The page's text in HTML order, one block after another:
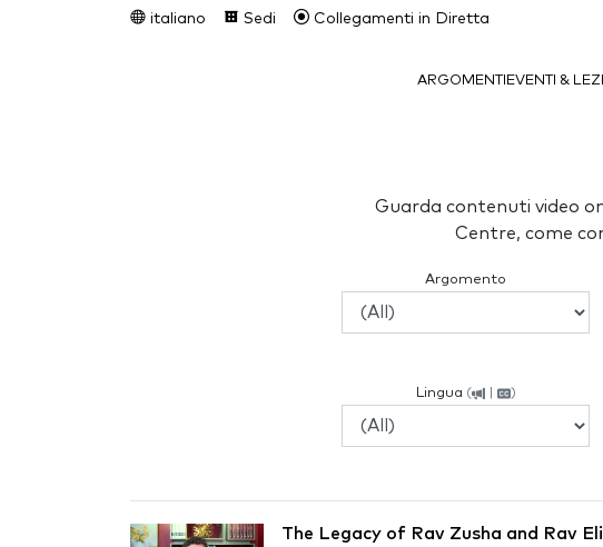
italiano Sedi Collegamenti in Diretta
ARGOMENTI EVENTI &
Guarda contenuti video
Centre, come
Argomento
Lingua ( | )
The Legacy of Rav Zusha and Rav